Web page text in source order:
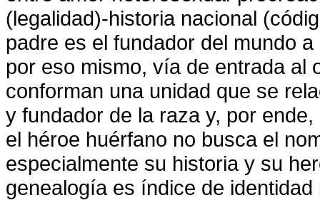
(legalidad)-historia nacional
padre es el fundador del mundo
por eso mismo, vía de entrada al
conforman una unidad que se
y fundador de la raza y, por
el héroe huérfano no busca el
especialmente su historia y su
genealogía es índice de